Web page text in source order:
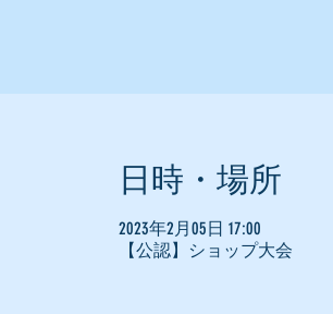
日時・場所
2023年2月05日 17:00
【公認】ショップ大会